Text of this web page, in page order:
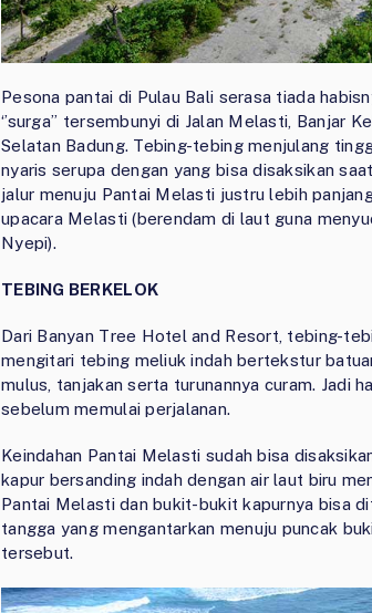
Pesona pantai di Pulau Bali serasa tiada
‘’surga’’ tersembunyi di Jalan Melasti,
Selatan Badung. Tebing-tebing menjulang
nyaris serupa dengan yang bisa disaksikan
jalur menuju Pantai Melasti justru lebih
upacara Melasti (berendam di laut guna
Nyepi).
TEBING BERKELOK
Dari Banyan Tree Hotel and Resort, tebing-
mengitari tebing meliuk indah bertekstur
mulus, tanjakan serta turunannya curam. Jadi
sebelum memulai perjalanan.
Keindahan Pantai Melasti sudah bisa
kapur bersanding indah dengan air laut biru
Pantai Melasti dan bukit-bukit kapurnya bisa
tangga yang mengantarkan menuju puncak
tersebut.